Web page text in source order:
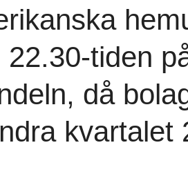
22.30-tiden
då
kvartalet